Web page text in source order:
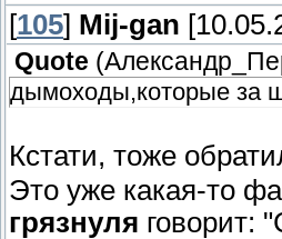
[105] Mij-gan
Quote (
дымоходы,которые за
Кстати, тоже
Это уже какая-то
грязнуля говорит: